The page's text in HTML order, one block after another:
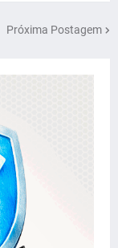
Próxima Postagem